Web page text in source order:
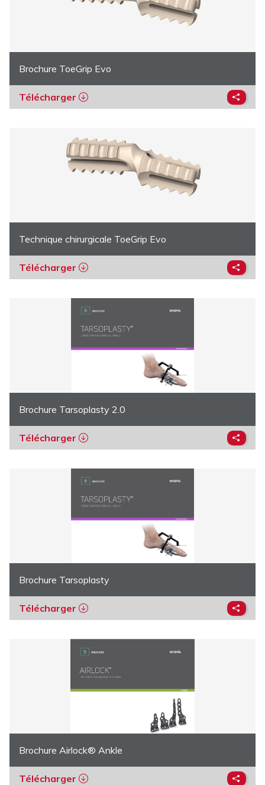
Brochure ToeGrip Evo
Télécharger
Technique chirurgicale ToeGrip Evo
Télécharger
Brochure Tarsoplasty 2.0
Télécharger
Brochure Tarsoplasty
Télécharger
Brochure Airlock® Ankle
Télécharger